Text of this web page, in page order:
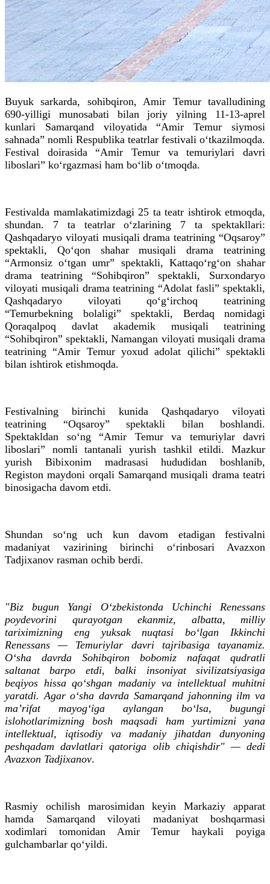
Buyuk sarkarda, sohibqiron, Amir Temur tavalludining
690-yilligi munosabati bilan joriy yilning 11-13-aprel
kunlari Samarqand viloyatida “Amir Temur siymosi
sahnada” nomli Respublika teatrlar festivali o‘tkazilmoqda.
Festival doirasida “Amir Temur va temuriylari davri
liboslari” ko‘rgazmasi ham bo‘lib o‘tmoqda.
Festivalda mamlakatimizdagi 25 ta teatr ishtirok etmoqda,
shundan. 7 ta teatrlar o‘zlarining 7 ta spektakllari:
Qashqadaryo viloyati musiqali drama teatrining “Oqsaroy”
spektakli, Qo‘qon shahar musiqali drama teatrining
“Armonsiz o‘tgan umr” spektakli, Kattaqo‘rg‘on shahar
drama teatrining “Sohibqiron” spektakli, Surxondaryo
viloyati musiqali drama teatrining “Adolat fasli” spektakli,
Qashqadaryo viloyati qo‘g‘irchoq teatrining
“Temurbekning bolaligi” spektakli, Berdaq nomidagi
Qoraqalpoq davlat akademik musiqali teatrining
“Sohibqiron” spektakli, Namangan viloyati musiqali drama
teatrining “Amir Temur yoxud adolat qilichi” spektakli
bilan ishtirok etishmoqda.
Festivalning birinchi kunida Qashqadaryo viloyati
teatrining “Oqsaroy” spektakli bilan boshlandi.
Spektakldan so‘ng “Amir Temur va temuriylar davri
liboslari” nomli tantanali yurish tashkil etildi. Mazkur
yurish Bibixonim madrasasi hududidan boshlanib,
Registon maydoni orqali Samarqand musiqali drama teatri
binosigacha davom etdi.
Shundan so‘ng uch kun davom etadigan festivalni
madaniyat vazirining birinchi o‘rinbosari Avazxon
Tadjixanov rasman ochib berdi.
"Biz bugun Yangi O‘zbekistonda Uchinchi Renessans
poydevorini qurayotgan ekanmiz, albatta, milliy
tariximizning eng yuksak nuqtasi bo‘lgan Ikkinchi
Renessans — Temuriylar davri tajribasiga tayanamiz.
O‘sha davrda Sohibqiron bobomiz nafaqat qudratli
saltanat barpo etdi, balki insoniyat sivilizatsiyasiga
beqiyos hissa qo‘shgan madaniy va intellektual muhitni
yaratdi. Agar o‘sha davrda Samarqand jahonning ilm va
ma’rifat mayog‘iga aylangan bo‘lsa, bugungi
islohotlarimizning bosh maqsadi ham yurtimizni yana
intellektual, iqtisodiy va madaniy jihatdan dunyoning
peshqadam davlatlari qatoriga olib chiqishdir" — dedi
Avazxon Tadjixanov.
Rasmiy ochilish marosimidan keyin Markaziy apparat
hamda Samarqand viloyati madaniyat boshqarmasi
xodimlari tomonidan Amir Temur haykali poyiga
gulchambarlar qo‘yildi.